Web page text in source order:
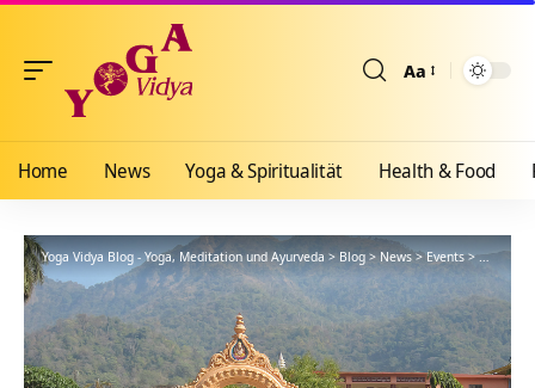
Aa
Home News Yoga & Spiritualität Health & Food
Yoga Vidya Blog - Yoga, Meditation und Ayurveda > Blog > News >Events > Shanti